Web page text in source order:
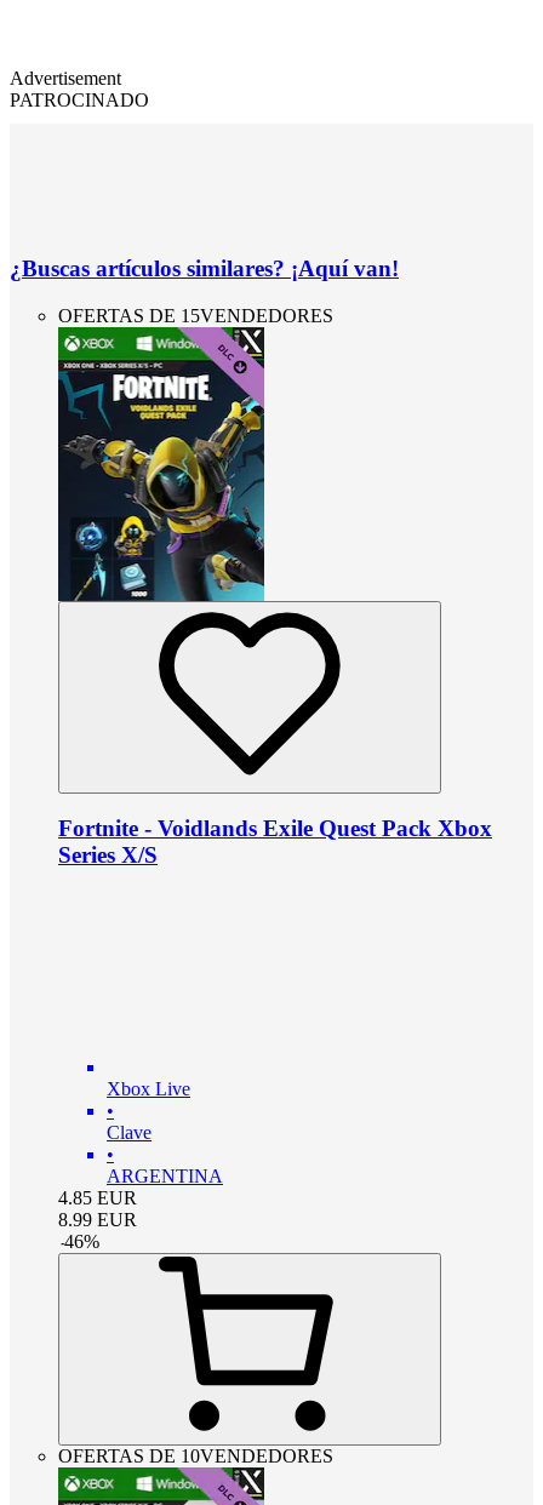
Advertisement
PATROCINADO
¿Buscas artículos similares? ¡Aquí van!
OFERTAS DE 15VENDEDORES
Fortnite - Voidlands Exile Quest Pack Xbox
Series X/S
Xbox Live
•
Clave
•
ARGENTINA
4.85 EUR
8.99 EUR
-46%
OFERTAS DE 10VENDEDORES